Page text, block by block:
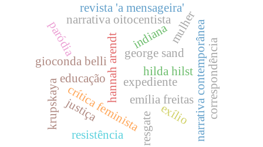
expediente
gioconda bellihannah arendt george sand
indiana
crítica feminista
narrativa oitocentista narrativa contemporânea
emília freitas
educação
mulher
revista 'a mensageira'
hilda hilst
krupskaya resgate
justiça
paródia
exílio
resistência
correspondência